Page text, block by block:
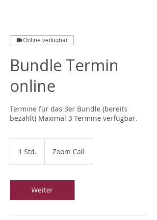
Online verfügbar
Bundle Termin
online
Termine für das 3er Bundle (bereits
bezahlt) Maximal 3 Termine verfügbar.
1 Std.
d
Zoom Call
Weiter